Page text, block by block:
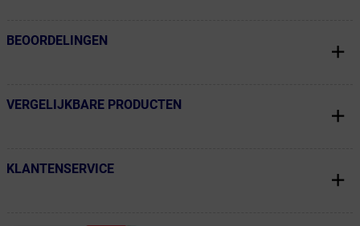
← Terug naar productnavigatie
BEOORDELINGEN
← Terug naar productnavigatie
VERGELIJKBARE PRODUCTEN
← Terug naar productnavigatie
KLANTENSERVICE